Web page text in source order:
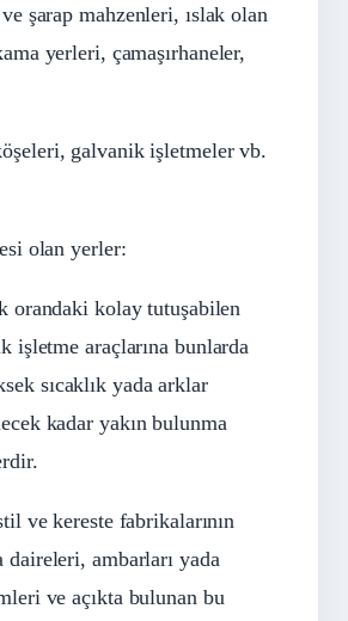
şarap mahzenleri, ıslak olan
yerleri, çamaşırhaneler,
galvanik işletmeler vb.
olan yerler:
orandaki kolay tutuşabilen
işletme araçlarına bunlarda
sıcaklık yada arklar
kadar yakın bulunma
ve kereste fabrikalarının
ambarları yada
ve açıkta bulunan bu